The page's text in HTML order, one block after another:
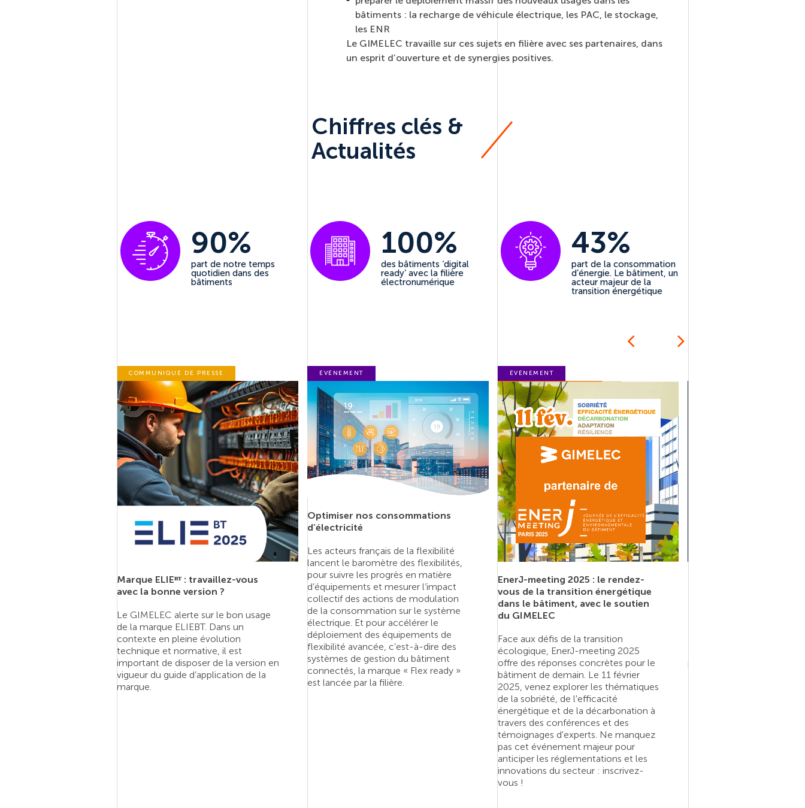
bâtiments : la recharge de véhicule électrique, les PAC, le stockage,
les ENR
Le GIMELEC travaille sur ces sujets en filière avec ses partenaires, dans
un esprit d’ouverture et de synergies positives.
Chiffres clés &
Actualités
90%
part de notre temps
quotidien dans des
bâtiments
100%
des bâtiments ‘digital
ready’ avec la filière
électronumérique
43%
part de la consommation
d’énergie. Le bâtiment, un
acteur majeur de la
transition énergétique
COMMUNIQUÉ DE PRESSE
Marque ELIEᴮᵀ : travaillez-vous
avec la bonne version ?
Le GIMELEC alerte sur le bon usage
de la marque ELIEBT. Dans un
contexte en pleine évolution
technique et normative, il est
important de disposer de la version en
vigueur du guide d’application de la
marque.
ÉVÉNEMENT
Optimiser nos consommations
d’électricité
Les acteurs français de la flexibilité
lancent le baromètre des flexibilités,
pour suivre les progrès en matière
d’équipements et mesurer l’impact
collectif des actions de modulation
de la consommation sur le système
électrique. Et pour accélérer le
déploiement des équipements de
flexibilité avancée, c’est-à-dire des
systèmes de gestion du bâtiment
connectés, la marque « Flex ready »
est lancée par la filière.
ÉVÉNEMENT
EnerJ-meeting 2025 : le rendez-
vous de la transition énergétique
dans le bâtiment, avec le soutien
du GIMELEC
Face aux défis de la transition
écologique, EnerJ-meeting 2025
offre des réponses concrètes pour le
bâtiment de demain. Le 11 février
2025, venez explorer les thématiques
de la sobriété, de l'efficacité
énergétique et de la décarbonation à
travers des conférences et des
témoignages d'experts. Ne manquez
pas cet événement majeur pour
anticiper les réglementations et les
innovations du secteur : inscrivez-
vous !
GIMELEC, qui fédère les
française. Abonnez-vous
pour ne pas louper nos